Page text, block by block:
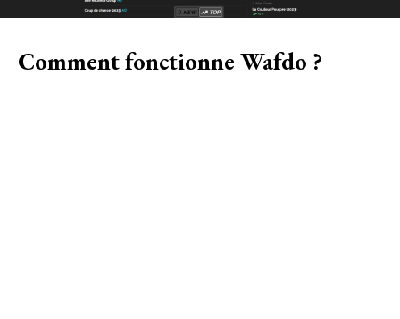
Comment fonctionne Wafdo ?